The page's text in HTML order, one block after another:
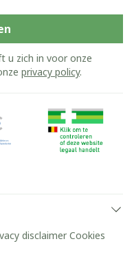
u zich in voor onze
privacy policy.
disclaimer Cookies